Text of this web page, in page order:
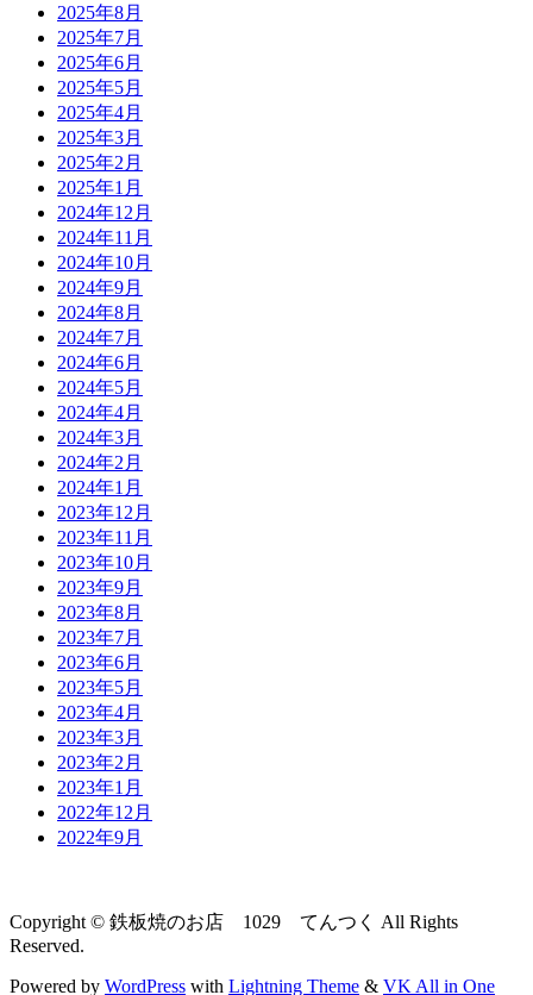
2025年8月
2025年7月
2025年6月
2025年5月
2025年4月
2025年3月
2025年2月
2025年1月
2024年12月
2024年11月
2024年10月
2024年9月
2024年8月
2024年7月
2024年6月
2024年5月
2024年4月
2024年3月
2024年2月
2024年1月
2023年12月
2023年11月
2023年10月
2023年9月
2023年8月
2023年7月
2023年6月
2023年5月
2023年4月
2023年3月
2023年2月
2023年1月
2022年12月
2022年9月
Copyright © 鉄板焼のお店 1029 てんつく All Rights
Reserved.
Powered by WordPress with Lightning Theme & VK All in One